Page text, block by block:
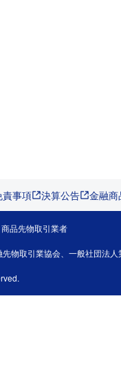
事項 決算公告 金融
品先物取引業者
物取引業協会、一般社団法